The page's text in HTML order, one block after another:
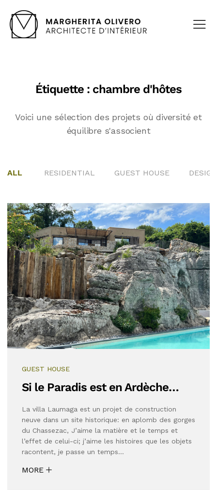
Étiquette : chambre d'hôtes
Voici une sélection des projets où diversité et
équilibre s'associent
ALL RESIDENTIAL GUEST HOUSE
GUEST HOUSE
Si le Paradis est en Ardèche…
La villa Laumaga est un projet de construction
neuve dans un site historique: en aplomb des gorges
du Chassezac, J’aime la matière et le temps et
l’effet de celui-ci; j’aime les histoires que les objets
racontent, je passe un temps…
MORE